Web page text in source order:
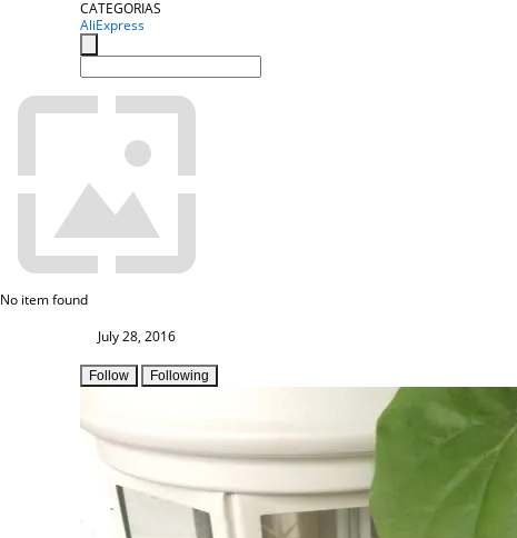
CATEGORIAS
AliExpress
No item found
July 28, 2016
Follow Following